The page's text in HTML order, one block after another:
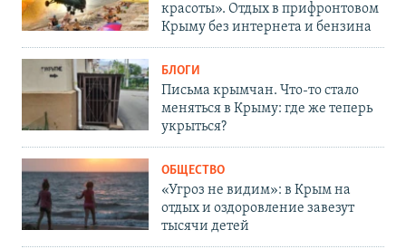
красоты». Отдых в прифронтовом
Крыму без интернета и бензина
БЛОГИ
Письма крымчан. Что-то стало
меняться в Крыму: где же теперь
укрыться?
ОБЩЕСТВО
«Угроз не видим»: в Крым на
отдых и оздоровление завезут
тысячи детей